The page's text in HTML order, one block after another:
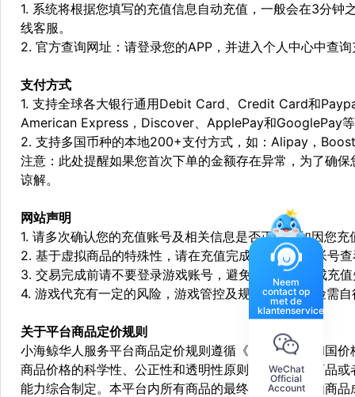
1. 系统将根据您填写的充值信息自动充值，一般会在3分
线客服。
2. 官方查询网址：请登录您的APP，并进入个人中心中查
支付方式
1. 支持全球各大银行通用Debit Card、Credit Card和
American Express，Discover、ApplePay和GooglePay
2. 支持多国币种的本地200+支付方式，如：Alipay，
注意：此处提醒如果您首次下单的金额存在异常，为了确
谅解。
网站声明
1. 请多次确认您的充值账号及相关信息是否正确，如因您
2. 基于虚拟商品的特殊性，请在充值完成后登陆您的帐号
3. 交易完成前请不要登录游戏账号，避免由于顶号造成充
4. 游戏代充有一定的风险，游戏管控及规则处罚等风险需
关于平台商品定价规则
小海鲸华人服务平台商品定价规则遵循《中华人民共和国
商品价格的科学性、公正性和透明性原则，依据相关商品
能力综合制定。本平台内所有商品的最终销售价格均由商
Neem
contact op
met de
klantenservice
WeChat
Official
Account